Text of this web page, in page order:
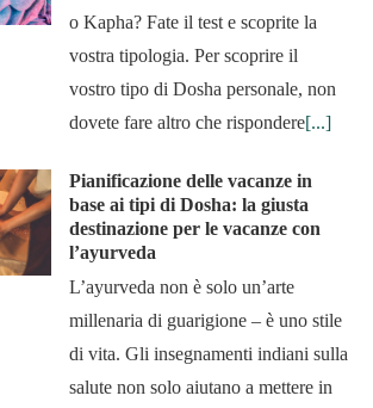
o Kapha? Fate il test e scoprite la
vostra tipologia. Per scoprire il
vostro tipo di Dosha personale, non
dovete fare altro che rispondere[...]
Pianificazione delle vacanze in
base ai tipi di Dosha: la giusta
destinazione per le vacanze con
l’ayurveda
L’ayurveda non è solo un’arte
millenaria di guarigione – è uno stile
di vita. Gli insegnamenti indiani sulla
salute non solo aiutano a mettere in